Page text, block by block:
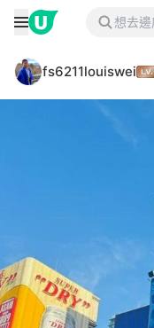
fs6211louiswei